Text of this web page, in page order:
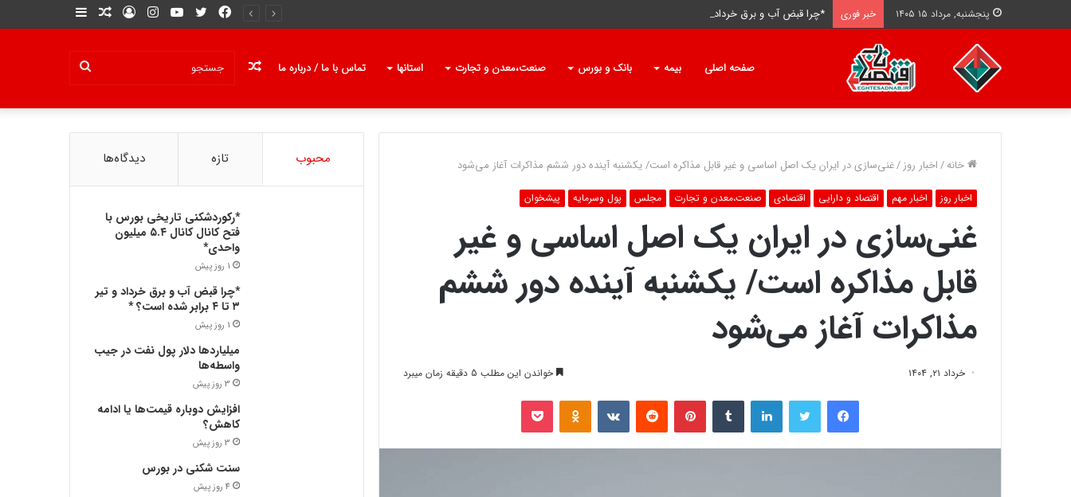
پنجشنبه, مرداد ۱۵ ۱۴۰۵ خبر فوری *چرا قبض آب و برق خرداد و تیر ۳ تا ۴ برابر شده است؟ *
نوشته ورود
اینستاگرامیوتیوب توییترفیسبوک
صفحه اصلی بیمه بانک و بورس صنعت،معدن و تجارت استانها تماس با ما / درباره ما نوشته
تصادفی
خانه/اخبار روز /غنی‌سازی در ایران یک اصل اساسی و غیر قابل مذاکره است/ یکشنبه آینده دور ششم مذاکرات آغاز می‌شود
اخبار روز اخبار مهم اقتصاد و دارایی اقتصادی صنعت،معدن و تجارت مجلس پول وسرمایه پیشخوان
غنی‌سازی در ایران یک اصل اساسی و غیر
قابل مذاکره است/ یکشنبه آینده دور ششم
مذاکرات آغاز می‌شود
خرداد ۲۱, ۱۴۰۴ خواندن این مطلب 5 دقیقه زمان میبرد
فیسبوک لینکداین تامبل ‫پین‌ترست ‫رددیت
محبوب تازه دیدگاه‌ها
*رکوردشکنی تاریخی بورس با
فتح کانال کانال ۵.۴ میلیون
واحدی*
1 روز پیش
*چرا قبض آب و برق خرداد و تیر
۳ تا ۴ برابر شده است؟ *
1 روز پیش
میلیاردها دلار پول نفت در جیب
واسطه‌ها
3 روز پیش
افزایش دوباره قیمت‌ها یا ادامه
کاهش؟
3 روز پیش
سنت شکنی در بورس
4 روز پیش